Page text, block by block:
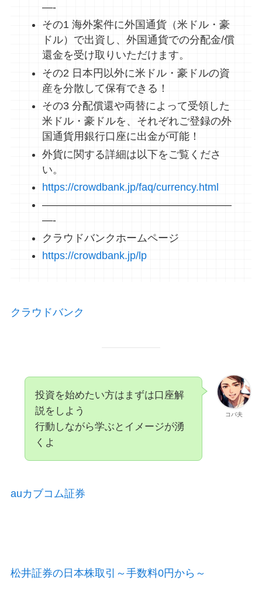
—-
その1 海外案件に外国通貨（米ドル・豪
ドル）で出資し、外国通貨での分配金/償
還金を受け取りいただけます。
その2 日本円以外に米ドル・豪ドルの資
産を分散して保有できる！
その3 分配償還や両替によって受領した
米ドル・豪ドルを、それぞれご登録の外
国通貨用銀行口座に出金が可能！
外貨に関する詳細は以下をご覧くださ
い。
https://crowdbank.jp/faq/currency.html
——————————————————
—-
クラウドバンクホームページ
https://crowdbank.jp/lp
クラウドバンク
コバ夫
投資を始めたい方はまずは口座解
説をしよう
行動しながら学ぶとイメージが湧
くよ
auカブコム証券
松井証券の日本株取引～手数料0円から～